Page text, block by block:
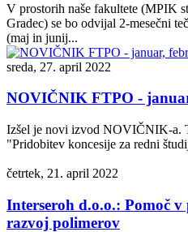
V prostorih naše fakultete (MPIK
Gradec) se bo odvijal 2-mesečni
(maj in junij...
sreda, 27. april 2022
NOVIČNIK FTPO -
Izšel je novi izvod NOVIČNIK-a.
"Pridobitev koncesije za redni
četrtek, 21. april 2022
Interseroh d.o.o.: Pomoč
razvoj polimerov